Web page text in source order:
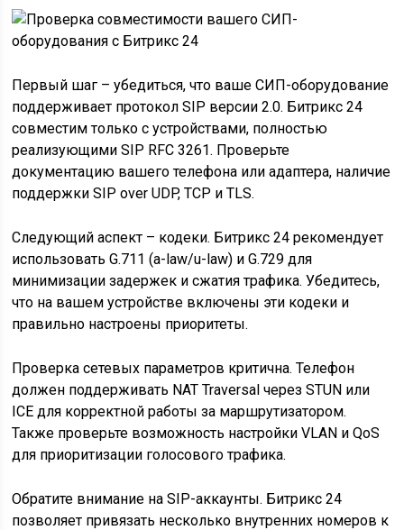
Первый шаг – убедиться, что ваше СИП-оборудование
поддерживает протокол SIP версии 2.0. Битрикс 24
совместим только с устройствами, полностью
реализующими SIP RFC 3261. Проверьте
документацию вашего телефона или адаптера, наличие
поддержки SIP over UDP, TCP и TLS.
Следующий аспект – кодеки. Битрикс 24 рекомендует
использовать G.711 (a-law/u-law) и G.729 для
минимизации задержек и сжатия трафика. Убедитесь,
что на вашем устройстве включены эти кодеки и
правильно настроены приоритеты.
Проверка сетевых параметров критична. Телефон
должен поддерживать NAT Traversal через STUN или
ICE для корректной работы за маршрутизатором.
Также проверьте возможность настройки VLAN и QoS
для приоритизации голосового трафика.
Обратите внимание на SIP-аккаунты. Битрикс 24
позволяет привязать несколько внутренних номеров к